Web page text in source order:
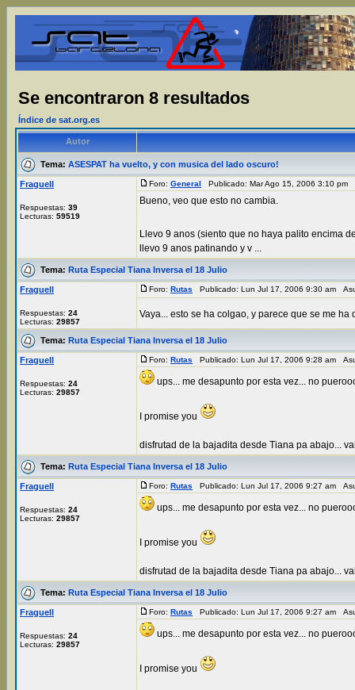
Se encontraron 8 resultados
Índice de sat.org.es
Autor
Tema: ASESPAT ha vuelto, y con musica del lado oscuro!
Fraguell
Respuestas: 39
Lecturas: 59519
Foro: General Publicado: Mar Ago 15, 2006 3:10
Bueno, veo que esto no cambia.
Llevo 9 anos (siento que no haya palito encima
llevo 9 anos patinando y v ...
Tema: Ruta Especial Tiana Inversa el 18 Julio
Fraguell
Respuestas: 24
Lecturas: 29857
Foro: Rutas Publicado: Lun Jul 17, 2006 9:30 am
Vaya... esto se ha colgao, y parece que se me
Tema: Ruta Especial Tiana Inversa el 18 Julio
Fraguell
Respuestas: 24
Lecturas: 29857
Foro: Rutas Publicado: Lun Jul 17, 2006 9:28 am
ups... me desapunto por esta vez... no
I promise you
disfrutad de la bajadita desde Tiana pa abajo...
Tema: Ruta Especial Tiana Inversa el 18 Julio
Fraguell
Respuestas: 24
Lecturas: 29857
Foro: Rutas Publicado: Lun Jul 17, 2006 9:27 am
ups... me desapunto por esta vez... no
I promise you
disfrutad de la bajadita desde Tiana pa abajo...
Tema: Ruta Especial Tiana Inversa el 18 Julio
Fraguell
Respuestas: 24
Lecturas: 29857
Foro: Rutas Publicado: Lun Jul 17, 2006 9:27 am
ups... me desapunto por esta vez... no
I promise you